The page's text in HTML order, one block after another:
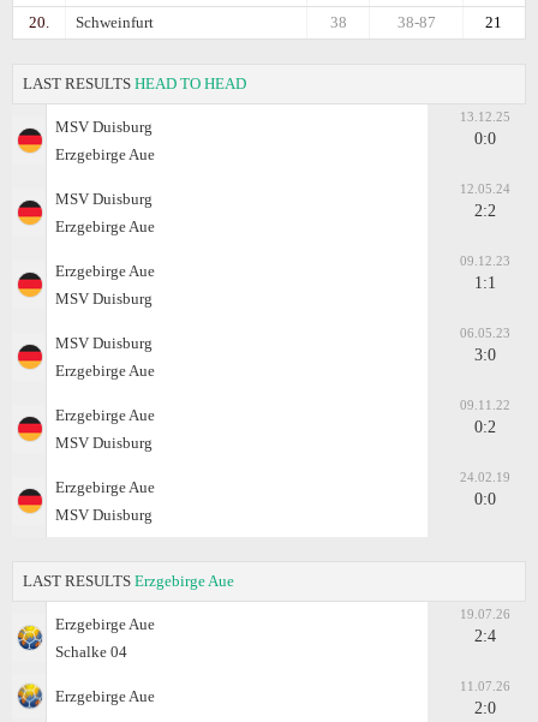
20.
Schweinfurt 21
38-87
38
LAST RESULTS HEAD TO HEAD
MSV Duisburg
Erzgebirge Aue
13.12.25
0:0
MSV Duisburg
Erzgebirge Aue
12.05.24
2:2
Erzgebirge Aue
MSV Duisburg
09.12.23
1:1
MSV Duisburg
Erzgebirge Aue
06.05.23
3:0
Erzgebirge Aue
MSV Duisburg
09.11.22
0:2
Erzgebirge Aue
MSV Duisburg
24.02.19
0:0
LAST RESULTS Erzgebirge Aue
Erzgebirge Aue
Schalke 04
19.07.26
2:4
Erzgebirge Aue
11.07.26
2:0